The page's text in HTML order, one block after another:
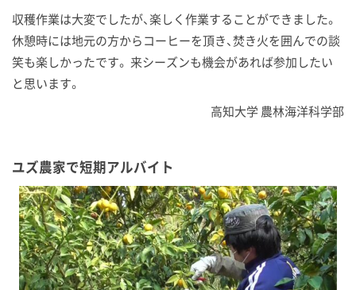
収穫作業は大変でしたが、楽しく作業することができました。
休憩時には地元の方からコーヒーを頂き、焚き火を囲んでの談
笑も楽しかったです。 来シーズンも機会があれば参加したい
と思います。
高知大学 農林海洋科学部
ユズ農家で短期アルバイト